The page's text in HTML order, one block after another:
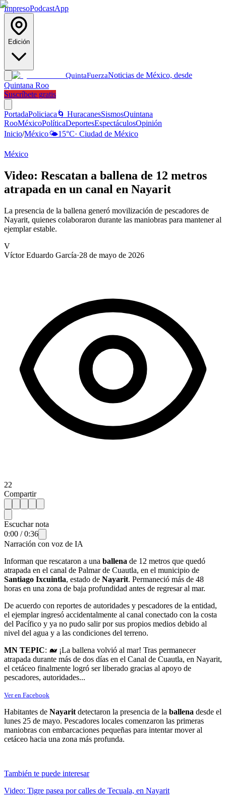
ImpresoPodcastApp
Edición
QuintaFuerzaNoticias de México, desde
Quintana Roo
Suscríbete gratis
PortadaPoliciaca 🌀 HuracanesSismosQuintana
RooMéxicoPolíticaDeportesEspectáculosOpinión
Inicio/México🌤️15°C· Ciudad de México
México
Video: Rescatan a ballena de 12 metros
atrapada en un canal en Nayarit
La presencia de la ballena generó movilización de pescadores de
Nayarit, quienes colaboraron durante las maniobras para mantener al
ejemplar estable.
V
Víctor Eduardo García·28 de mayo de 2026
22
Compartir
Escuchar nota
0:00 /0:36
Narración con voz de IA
Informan que rescataron a una ballena de 12 metros que quedó
atrapada en el canal de Palmar de Cuautla, en el municipio de
Santiago Ixcuintla, estado de Nayarit. Permaneció más de 48
horas en una zona de baja profundidad antes de regresar al mar.
De acuerdo con reportes de autoridades y pescadores de la entidad,
el ejemplar ingresó accidentalmente al canal conectado con la costa
del Pacífico y ya no pudo salir por sus propios medios debido al
nivel del agua y a las condiciones del terreno.
MN TEPIC: 🐋 ¡La ballena volvió al mar! Tras permanecer
atrapada durante más de dos días en el Canal de Cuautla, en Nayarit,
el cetáceo finalmente logró ser liberado gracias al apoyo de
pescadores, autoridades...
Ver en Facebook
Habitantes de Nayarit detectaron la presencia de la ballena desde el
lunes 25 de mayo. Pescadores locales comenzaron las primeras
maniobras con embarcaciones pequeñas para intentar mover al
cetáceo hacia una zona más profunda.
También te puede interesar
Video: Tigre pasea por calles de Tecuala, en Nayarit